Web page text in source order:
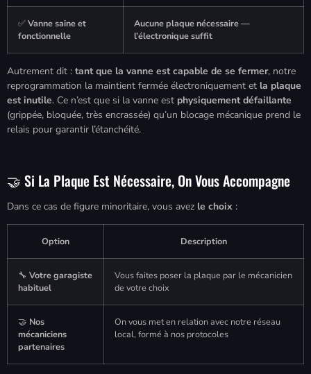
✅Vanne saine et
fonctionnelle
Aucune plaque nécessaire —
l’électronique suffit
Autrement dit : tant que la vanne est capable de se fermer, notre
reprogrammation la maintient fermée électroniquement et la plaque
est inutile. Ce n’est que si la vanne est physiquement défaillante
(grippée, bloquée, très encrassée) qu’un blocage mécanique prend le
relais pour garantir l’étanchéité.
🤝 Si La Plaque Est Nécessaire, On Vous Accompagne
Dans ce cas de figure minoritaire, vous avez le choix :
Option Description
🔧 Votre garagiste
habituel
Vous faites poser la plaque par le mécanicien
de votre choix
🤝 Nos
mécaniciens
partenaires
On vous met en relation avec notre réseau
local, formé à nos protocoles